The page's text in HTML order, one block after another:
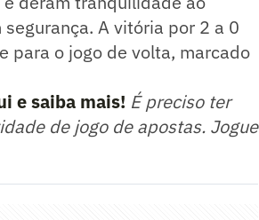
A vitória por 2 a 0
para o jogo de volta, marcado
e saiba mais! É preciso ter
de jogo de apostas. Jogue